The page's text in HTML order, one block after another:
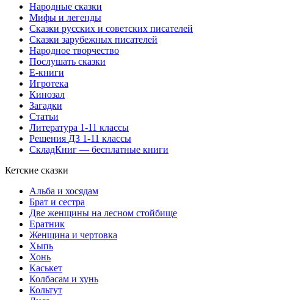
Народные сказки
Мифы и легенды
Сказки русских и советских писателей
Сказки зарубежных писателей
Народное творчество
Послушать сказки
Е-книги
Игротека
Кинозал
Загадки
Статьи
Литература 1-11 классы
Решения ДЗ 1-11 классы
СкладКниг — бесплатные книги
Кетские сказки
Альба и хосядам
Брат и сестра
Две женщины на лесном стойбище
Ератник
Женщина и чертовка
Хыпь
Хонь
Каськет
Колбасам и хунь
Кольтут